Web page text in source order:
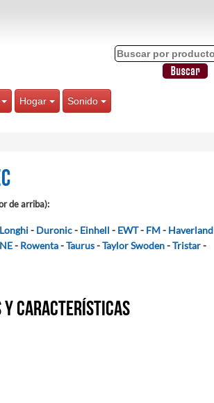
Hogar Sonido
de arriba):
- Duronic- Einhell - EWT- FM- Haverland
- Rowenta-Taurus-Taylor Swoden-Tristar-
y características